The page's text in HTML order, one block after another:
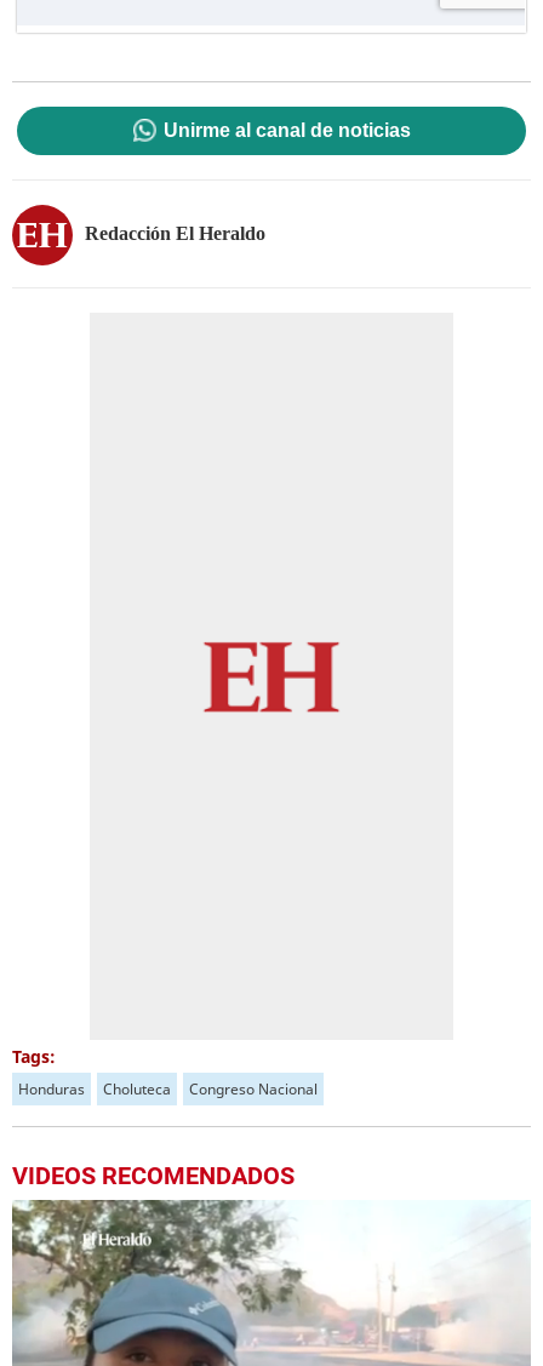
Unirme al canal de noticias
Redacción El Heraldo
Tags:
Honduras Choluteca Congreso Nacional
VIDEOS RECOMENDADOS